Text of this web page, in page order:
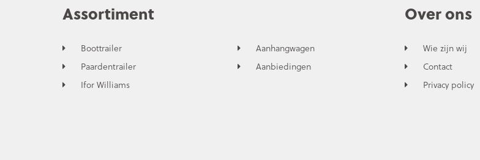
Assortiment
Boottrailer
Paardentrailer
Ifor Williams
Aanhangwagen
Aanbiedingen
Over ons
Wie zijn wij
Contact
Privacy policy